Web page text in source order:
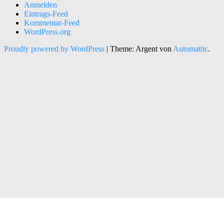
Anmelden
Eintrags-Feed
Kommentar-Feed
WordPress.org
Proudly powered by WordPress | Theme: Argent von Automattic.